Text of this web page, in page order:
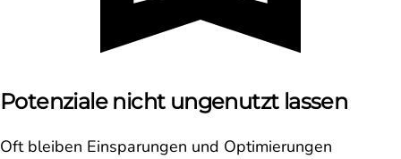
Potenziale nicht ungenutzt lassen
Oft bleiben Einsparungen und Optimierungen